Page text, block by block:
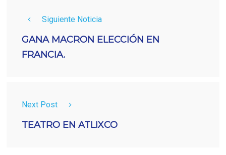
Siguiente Noticia
GANA MACRON ELECCIÓN EN
FRANCIA.
Next Post
TEATRO EN ATLIXCO